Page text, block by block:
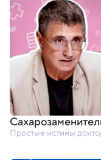
Простые истины